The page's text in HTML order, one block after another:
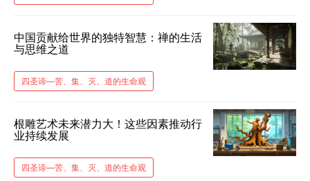
中国贡献给世界的独特智慧：禅的生活
与思维之道
​四圣谛​—苦、集、灭、道的生命观
根雕艺术未来潜力大！这些因素推动行
业持续发展
​四圣谛​—苦、集、灭、道的生命观